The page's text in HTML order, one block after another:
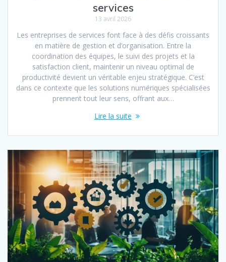
services
13 avril 2026
Les entreprises de services font face à des défis croissants
en matière de gestion et d’organisation. Entre la
coordination des équipes, le suivi des projets et la
satisfaction client, maintenir un niveau optimal de
productivité devient un véritable enjeu stratégique. C’est
dans ce contexte que les solutions numériques spécialisées
prennent tout leur sens, offrant aux…
Lire la suite